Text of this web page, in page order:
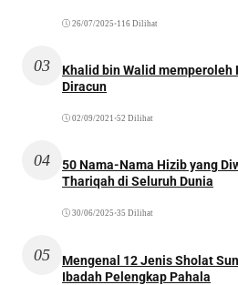
26/07/2025 •116 Dilihat
03
Khalid bin Walid memperoleh
Diracun
02/09/2021 •52 Dilihat
04
50 Nama-Nama Hizib yang
Thariqah di Seluruh Dunia
30/06/2025 •35 Dilihat
05
Mengenal 12 Jenis Sholat
Ibadah Pelengkap Pahala